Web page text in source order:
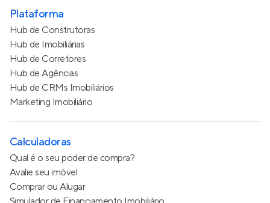
Plataforma
Hub de Construtoras
Hub de Imobiliárias
Hub de Corretores
Hub de Agências
Hub de CRMs Imobiliários
Marketing Imobiliário
Calculadoras
Qual é o seu poder de compra?
Avalie seu imóvel
Comprar ou Alugar